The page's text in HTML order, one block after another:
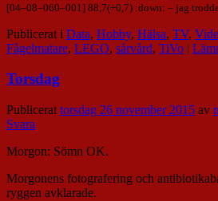
[04–08–060–001 ] 88,7(+0,7) :down: – jag
Publicerat i Data, Hobby, Hälsa, TV,
Fågelmatare, LEGO, sårvård, TiVo |
Torsdag
Publicerat torsdag 26 november 2015 av
Svara
Morgon: Sömn OK.
Morgonens fotografering och
ryggen avklarade.